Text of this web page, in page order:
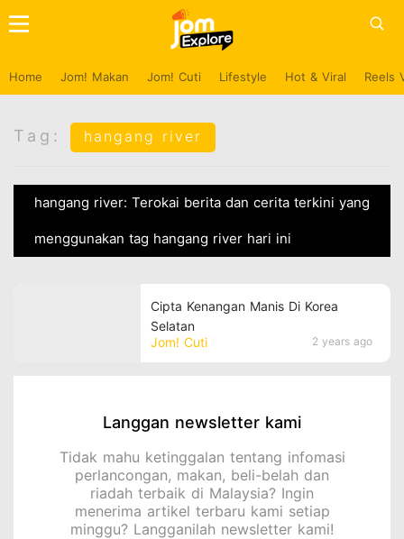
Home Jom! Makan Jom! Cuti Lifestyle Hot & Viral Reels
Tag: hangang river
hangang river: Terokai berita dan cerita terkini yang
menggunakan tag hangang river hari ini
Jom! Cuti 2 years ago
Cipta Kenangan Manis Di Korea
Selatan
Langgan newsletter kami
Tidak mahu ketinggalan tentang infomasi
perlancongan, makan, beli-belah dan
riadah terbaik di Malaysia? Ingin
menerima artikel terbaru kami setiap
minggu? Langganilah newsletter kami!